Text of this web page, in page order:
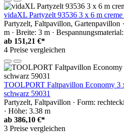
vidaXL Partyzelt 93536 3 x 6 m
Partyzelt, Faltpavillon, Gartenpavillon
m · Breite: 3 m ·
ab 151,21 €*
4 Preise vergleichen
TOOLPORT Faltpavillon Economy 3
schwarz 59031
Partyzelt, Faltpavillon · Form:
· Höhe: 3.38 m
ab 386,10 €*
3 Preise vergleichen